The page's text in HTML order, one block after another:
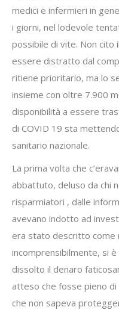
medici e infermieri in
i giorni, nel lodevole
possibile di vite. Non cito
essere distratto dal
ritiene prioritario, ma lo
insieme con oltre 7.900
disponibilità a essere
di COVID 19 sta
sanitario nazionale.
La prima volta che
abbattuto, deluso da chi
risparmiatori , dalle
avevano indotto ad
era stato descritto come
incomprensibilmente, si
dissolto il denaro
atteso che fosse pieno
che non sapeva